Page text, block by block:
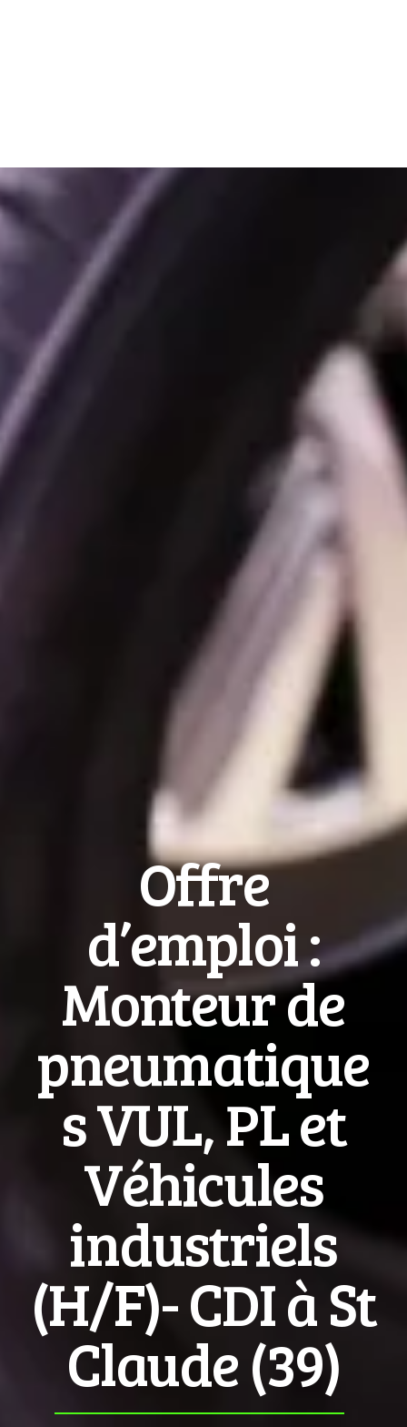
Offre
d’emploi :
Monteur de
pneumatique
s VUL, PL et
Véhicules
industriels
(H/F)- CDI à St
Claude (39)